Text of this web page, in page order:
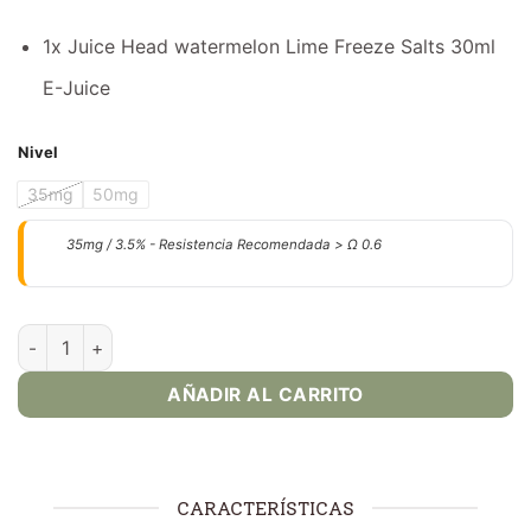
1x Juice Head watermelon Lime Freeze Salts 30ml
E-Juice
Nivel
35mg 50mg
35mg / 3.5% - Resistencia Recomendada > Ω 0.6
Watermelon Lime Freeze - Juice head cantidad
AÑADIR AL CARRITO
CARACTERÍSTICAS